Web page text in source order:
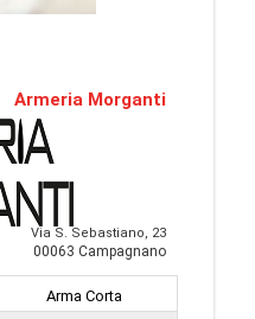
Armeria Morganti
Via S. Sebastiano, 23
00063 Campagnano
Arma Corta